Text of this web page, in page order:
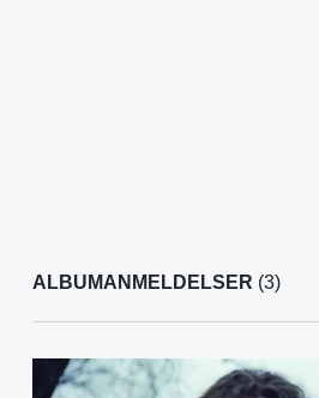
ALBUMANMELDELSER (3)